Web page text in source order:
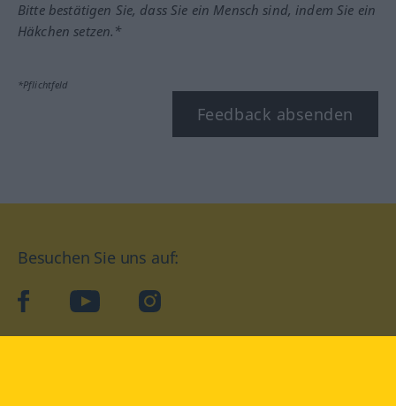
Bitte bestätigen Sie, dass Sie ein Mensch sind, indem Sie ein
Häkchen setzen.*
*Pflichtfeld
Feedback absenden
Besuchen Sie uns auf:
facebookYouTube Instagram